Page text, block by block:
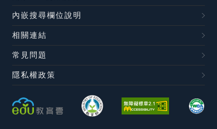
內嵌搜尋欄位說明
相關連結
常見問題
隱私權政策